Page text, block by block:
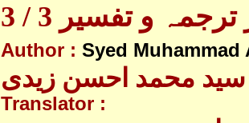
و تفسیر 3 / 3
Author : Syed Muhammad
سید محمد احسن زیدی
Translator :